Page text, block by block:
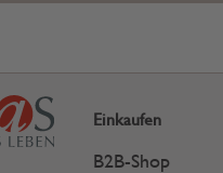
Einkaufen
B2B-Shop